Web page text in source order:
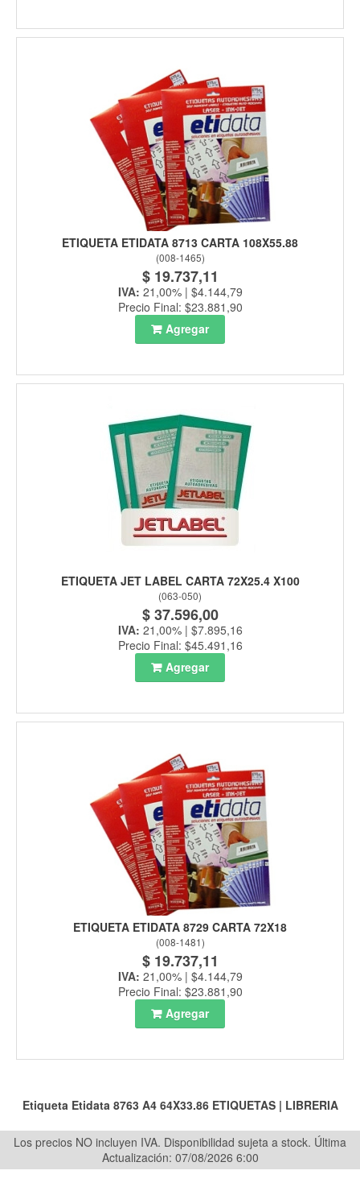
ETIQUETA ETIDATA 8713 CARTA 108X55.88
(008-1465)
$ 19.737,11
IVA: 21,00% | $4.144,79
Precio Final: $23.881,90
Agregar
ETIQUETA JET LABEL CARTA 72X25.4 X100
(063-050)
$ 37.596,00
IVA: 21,00% | $7.895,16
Precio Final: $45.491,16
Agregar
ETIQUETA ETIDATA 8729 CARTA 72X18
(008-1481)
$ 19.737,11
IVA: 21,00% | $4.144,79
Precio Final: $23.881,90
Agregar
Etiqueta Etidata 8763 A4 64X33.86 ETIQUETAS| LIBRERIA
Los precios NO incluyen IVA. Disponibilidad sujeta a stock. Última
Actualización: 07/08/2026 6:00